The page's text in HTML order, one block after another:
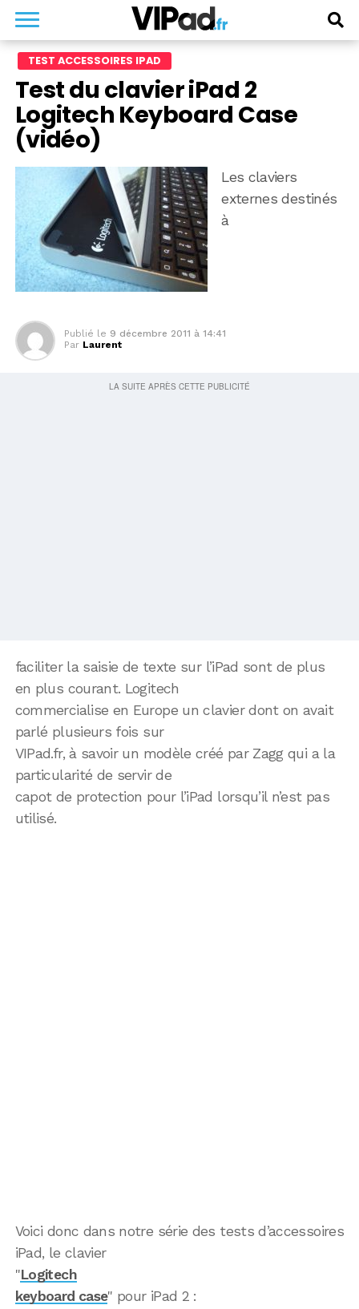
TEST ACCESSOIRES IPAD
Test du clavier iPad 2
Logitech Keyboard Case
(vidéo)
Les claviers
externes destinés
à
Publié le 9 décembre 2011 à 14:41
Par Laurent
faciliter la saisie de texte sur l’iPad sont de plus
en plus courant. Logitech
commercialise en Europe un clavier dont on avait
parlé plusieurs fois sur
VIPad.fr, à savoir un modèle créé par Zagg qui a la
particularité de servir de
capot de protection pour l’iPad lorsqu’il n’est pas
utilisé.
Voici donc dans notre série des tests d’accessoires
iPad, le clavier
"Logitech
keyboard case" pour iPad 2 :